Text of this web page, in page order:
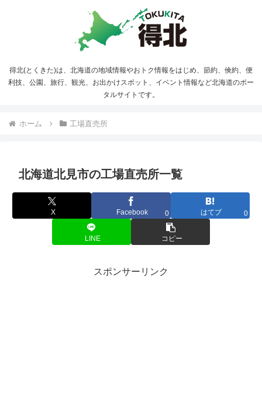
得北(とくきた)は、北海道の地域情報やおトク情報をはじめ、節約、倹約、便
利技、公園、旅行、観光、お出かけスポット、イベント情報など北海道のポー
タルサイトです。
ホーム 工場直売所
北海道北見市の工場直売所一覧
X Facebook 0 はてブ 0
LINE コピー
スポンサーリンク